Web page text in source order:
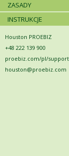
ZASADY
INSTRUKCJE
Houston PROEBIZ
+48 222 139 900
proebiz.com/pl/support
houston@proebiz.com